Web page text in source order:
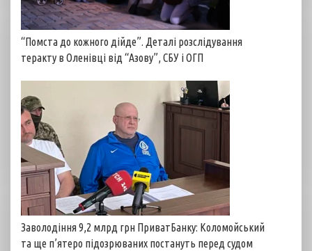
“Помста до кожного дійде”. Деталі розслідування
теракту в Оленівці від “Азову”, СБУ і ОГП
Заволодіння 9,2 млрд грн ПриватБанку: Коломойський
та ще п’ятеро підозрюваних постануть перед судом